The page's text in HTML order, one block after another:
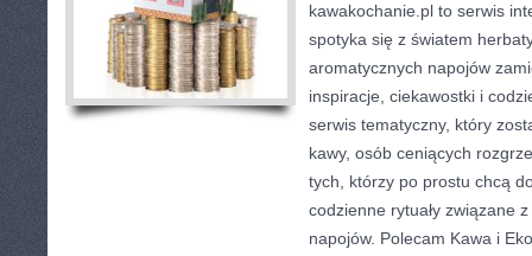
kawakochanie.pl to serwis
spotyka się z światem
aromatycznych napojów
inspiracje, ciekawostki i
serwis tematyczny, który
kawy, osób ceniących
tych, którzy po prostu chcą
codzienne rytuały związane
napojów. Polecam Kawa i